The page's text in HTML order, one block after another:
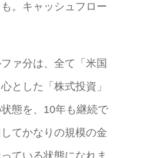
。キャッシュフロー
ァ分は、全て「米国
とした「株式投資」
態を、10年も継続で
てかなりの規模の金